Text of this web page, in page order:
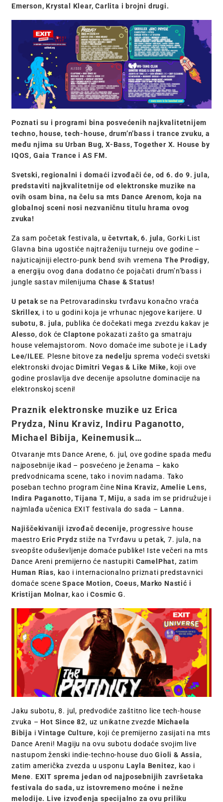
Emerson, Krystal Klear, Carlita i brojni drugi.
Poznati su i programi bina posvećenih najkvalitetnijem
techno, house, tech-house, drum’n’bass i trance zvuku, a
među njima su Urban Bug, X-Bass, Together X. House by
IQOS, Gaia Trance i AS FM.
Svetski, regionalni i domaći izvođači će, od 6. do 9. jula,
predstaviti najkvalitetnije od elektronske muzike na
ovih osam bina, na čelu sa mts Dance Arenom, koja na
globalnoj sceni nosi nezvaničnu titulu hrama ovog
zvuka!
Za sam početak festivala, u četvrtak, 6. jula, Gorki List
Glavna bina ugostiće najtraženiju turneju ove godine –
najuticajniji electro-punk bend svih vremena The Prodigy,
a energiju ovog dana dodatno će pojačati drum’n’bass i
jungle sastav milenijumaChase & Status!
U petakse na Petrovaradinsku tvrđavu konačno vraća
Skrillex, i to u godini koja je vrhunac njegove karijere.U
subotu, 8. jula, publika će dočekati mega zvezdu kakav je
Alesso, dok ćeClaptone pokazati zašto ga smatraju
house velemajstorom. Novo domaće ime subote je i Lady
Lee/ILEE. Plesne bitoveza nedelju sprema vodeći svetski
elektronski dvojac Dimitri Vegas & Like Mike, koji ove
godine proslavlja dve decenije apsolutne dominacije na
elektronskoj sceni!
Praznik elektronske muzike uz Erica
Prydza, Ninu Kraviz, Indiru Paganotto,
Michael Bibija, Keinemusik…
Otvaranje mts Dance Arene, 6. jul, ove godine spada među
najposebnije ikad – posvećeno je ženama – kako
predvodnicama scene, tako i novim nadama. Tako
poseban techno program čine Nina Kraviz, Amelie Lens,
Indira Paganotto, Tijana T, Miju, a sada im se pridružuje i
najmlađa učenica EXIT festivala do sada – Lanna.
Najiščekivaniji izvođač decenije, progressive house
maestro Eric Prydz stiže na Tvrđavu u petak, 7. jula, na
sveopšte oduševljenje domaće publike! Iste večeri na mts
Dance Areni premijerno će nastupiti CamelPhat, zatim
Human Rias, kao i internacionalno priznati predstavnici
domaće sceneSpace Motion, Coeus, Marko Nastić i
Kristijan Molnar, kao iCosmic G.
Jaku subotu, 8. jul, predvodiće zaštitno lice tech-house
zvuka – Hot Since 82, uz unikatne zvezde Michaela
Bibija i Vintage Culture, koji će premijerno zasijati na mts
Dance Areni! Magiju na ovu subotu dodaće svojim live
nastupom ženski indie-techno-house duoGioli & Assia,
zatim američka zvezda u usponu Layla Benitez, kao i
Mene. EXIT sprema jedan od najposebnijih završetaka
festivala do sada, uz istovremeno moćne i nežne
melodije. Live izvođenja specijalno za ovu priliku